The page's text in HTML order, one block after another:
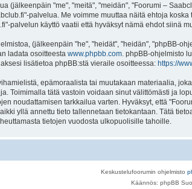
(jälkeenpäin "me", "meitä", "meidän", "Foorumi –
palvelua. Me voimme muuttaa näitä ehtoja
palvelun käyttö vaatii että hyväksyt nämä ehdot siinä
(jälkeenpäin "he", "heidät", "heidän", "phpBB-
ladata osoitteesta www.phpbb.com . phpBB-ohjelmisto
lisätietoa phpBB:stä vieraile osoitteessa: https://
epämoraalista tai muutakaan materiaalia,
Toimimalla tätä vastoin voidaan sinut välittömästi ja
noudattamisen tarkkailua varten. Hyväksyt, että
yllä annettu tieto tallennetaan tietokantaan. Tätä
tietojen vuodosta ulkopuolisille tahoille.
Keskustelufoorumin ohjelmisto
Käännös: phpBB